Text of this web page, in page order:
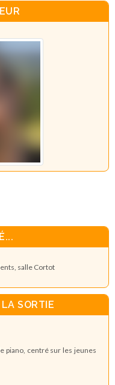
salle Cortot
SORTIE
piano, centré sur les jeunes